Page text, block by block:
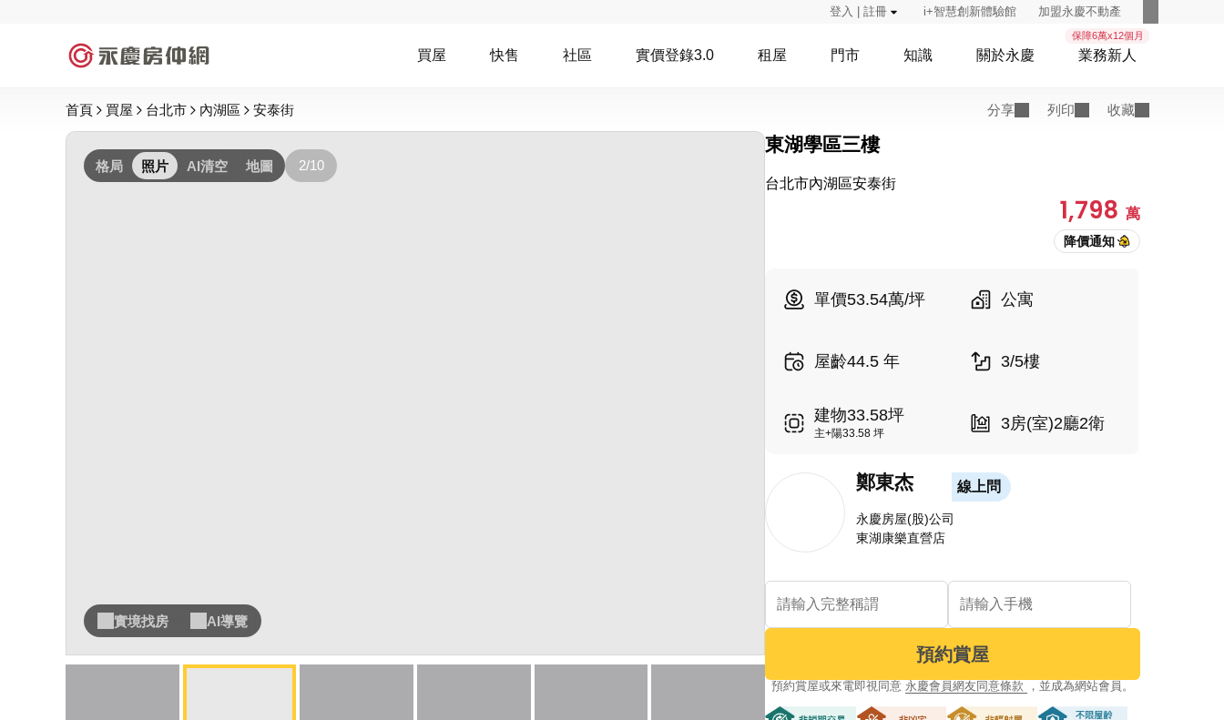
登入 | 註冊 i+智慧創新體驗館 加盟永慶不動產
買屋 快售 社區 實價登錄3.0 租屋 門市 知識 關於永慶
保障6萬x12個月
業務新人
首頁 買屋 台北市 內湖區 安泰街 分享 列印 收藏
格局 照片 AI清空 地圖 2/10
實境找房 AI導覽
東湖學區三樓
台北市內湖區安泰街
1,798 萬
單價53.54萬/坪 公寓
屋齡44.5 年 3/5樓
建物33.58坪
主+陽33.58 坪
3房(室)2廳2衛
鄭東杰 線上問
永慶房屋(股)公司
東湖康樂直營店
預約賞屋
預約賞屋或來電即視同意 永慶會員網友同意條款 ，並成為網站會員。